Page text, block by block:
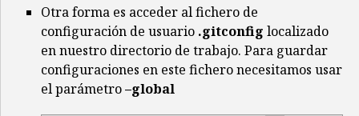
Otra forma es acceder al fichero de
configuración de usuario .gitconfig localizado
en nuestro directorio de trabajo. Para guardar
configuraciones en este fichero necesitamos usar
el parámetro–global